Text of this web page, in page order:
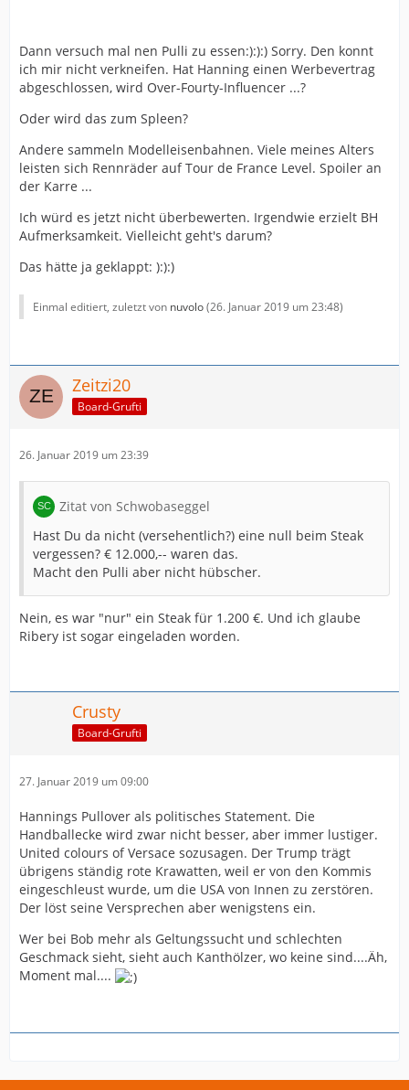
Dann versuch mal nen Pulli zu essen:):):) Sorry. Den konnt
ich mir nicht verkneifen. Hat Hanning einen Werbevertrag
abgeschlossen, wird Over-Fourty-Influencer ...?
Oder wird das zum Spleen?
Andere sammeln Modelleisenbahnen. Viele meines Alters
leisten sich Rennräder auf Tour de France Level. Spoiler an
der Karre ...
Ich würd es jetzt nicht überbewerten. Irgendwie erzielt BH
Aufmerksamkeit. Vielleicht geht's darum?
Das hätte ja geklappt: ):):)
Einmal editiert, zuletzt von nuvolo(26. Januar 2019 um 23:48)
Zeitzi20
Board-Grufti
26. Januar 2019 um 23:39
Zitat von Schwobaseggel
Hast Du da nicht (versehentlich?) eine null beim Steak
vergessen? € 12.000,-- waren das.
Macht den Pulli aber nicht hübscher.
Nein, es war "nur" ein Steak für 1.200 €. Und ich glaube
Ribery ist sogar eingeladen worden.
Crusty
Board-Grufti
27. Januar 2019 um 09:00
Hannings Pullover als politisches Statement. Die
Handballecke wird zwar nicht besser, aber immer lustiger.
United colours of Versace sozusagen. Der Trump trägt
übrigens ständig rote Krawatten, weil er von den Kommis
eingeschleust wurde, um die USA von Innen zu zerstören.
Der löst seine Versprechen aber wenigstens ein.
Wer bei Bob mehr als Geltungssucht und schlechten
Geschmack sieht, sieht auch Kanthölzer, wo keine sind....Äh,
Moment mal....